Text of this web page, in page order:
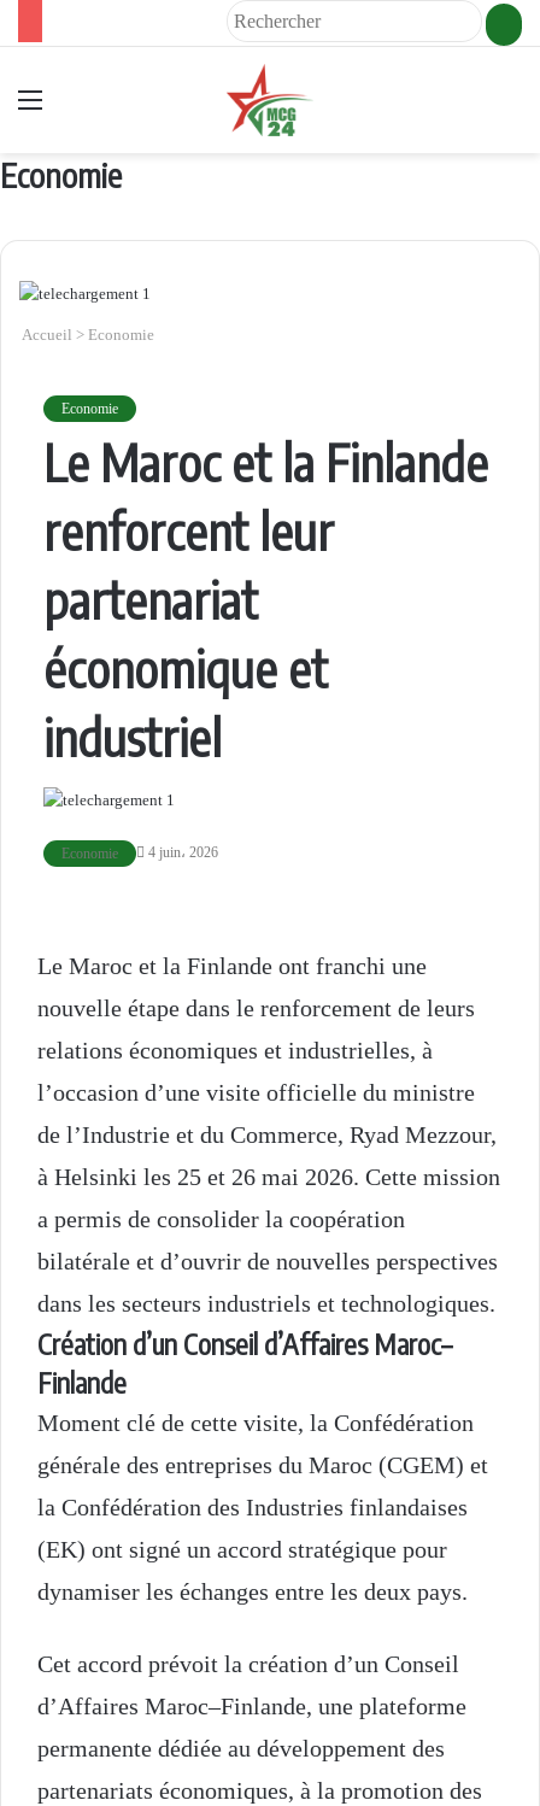
Economie
Accueil > Economie
Economie
Le Maroc et la Finlande
renforcent leur
partenariat
économique et
industriel
Economie 4 juin، 2026
Le Maroc et la Finlande ont franchi une
nouvelle étape dans le renforcement de leurs
relations économiques et industrielles, à
l’occasion d’une visite officielle du ministre
de l’Industrie et du Commerce, Ryad Mezzour,
à Helsinki les 25 et 26 mai 2026. Cette mission
a permis de consolider la coopération
bilatérale et d’ouvrir de nouvelles perspectives
dans les secteurs industriels et technologiques.
Création d’un Conseil d’Affaires Maroc–
Finlande
Moment clé de cette visite, la Confédération
générale des entreprises du Maroc (CGEM) et
la Confédération des Industries finlandaises
(EK) ont signé un accord stratégique pour
dynamiser les échanges entre les deux pays.
Cet accord prévoit la création d’un Conseil
d’Affaires Maroc–Finlande, une plateforme
permanente dédiée au développement des
partenariats économiques, à la promotion des